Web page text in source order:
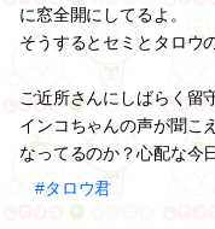
に窓全開にしてるよ。
そうするとセミとタロウ
ご近所さんにしばらく留
インコちゃんの声が聞こ
なってるのか？心配な今
#タロウ君